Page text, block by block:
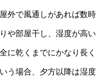
外で風通しがあれば数時
や部屋干し、湿度が高い
に乾くまでにかなり長く
う場合、夕方以降は湿度